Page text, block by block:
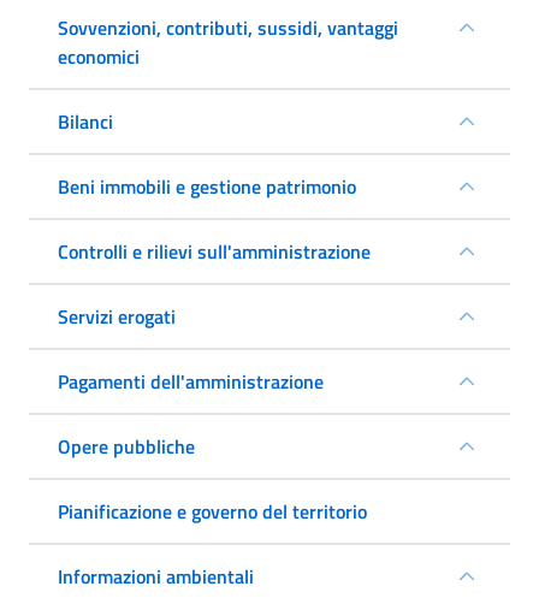
Sovvenzioni, contributi, sussidi, vantaggi
economici
Bilanci
Beni immobili e gestione patrimonio
Controlli e rilievi sull'amministrazione
Servizi erogati
Pagamenti dell'amministrazione
Opere pubbliche
Pianificazione e governo del territorio
Informazioni ambientali